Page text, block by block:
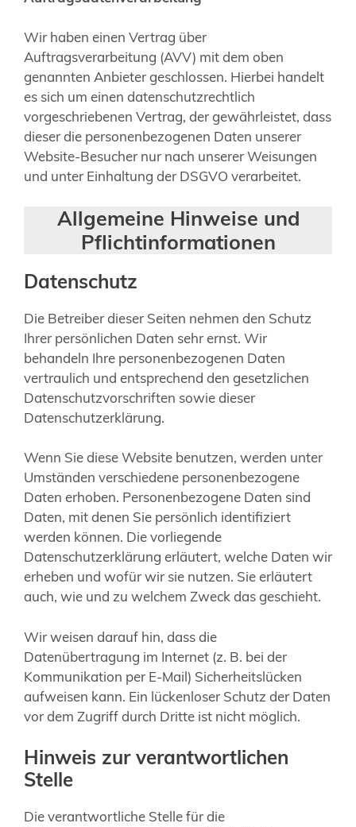
Wir haben einen Vertrag über
Auftragsverarbeitung (AVV) mit dem oben
genannten Anbieter geschlossen. Hierbei handelt
es sich um einen datenschutzrechtlich
vorgeschriebenen Vertrag, der gewährleistet, dass
dieser die personenbezogenen Daten unserer
Website-Besucher nur nach unserer Weisungen
und unter Einhaltung der DSGVO verarbeitet.
Allgemeine Hinweise und
Pflichtinformationen
Datenschutz
Die Betreiber dieser Seiten nehmen den Schutz
Ihrer persönlichen Daten sehr ernst. Wir
behandeln Ihre personenbezogenen Daten
vertraulich und entsprechend den gesetzlichen
Datenschutzvorschriften sowie dieser
Datenschutzerklärung.
Wenn Sie diese Website benutzen, werden unter
Umständen verschiedene personenbezogene
Daten erhoben. Personenbezogene Daten sind
Daten, mit denen Sie persönlich identifiziert
werden können. Die vorliegende
Datenschutzerklärung erläutert, welche Daten wir
erheben und wofür wir sie nutzen. Sie erläutert
auch, wie und zu welchem Zweck das geschieht.
Wir weisen darauf hin, dass die
Datenübertragung im Internet (z. B. bei der
Kommunikation per E-Mail) Sicherheitslücken
aufweisen kann. Ein lückenloser Schutz der Daten
vor dem Zugriff durch Dritte ist nicht möglich.
Hinweis zur verantwortlichen
Stelle
Die verantwortliche Stelle für die